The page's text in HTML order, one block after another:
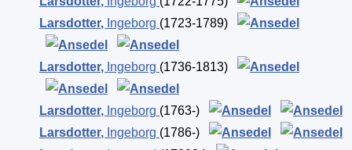
Larsdotter, Ingeborg (1723-1789)
Larsdotter, Ingeborg (1736-1813)
Larsdotter, Ingeborg (1763-)
Larsdotter, Ingeborg (1786-)